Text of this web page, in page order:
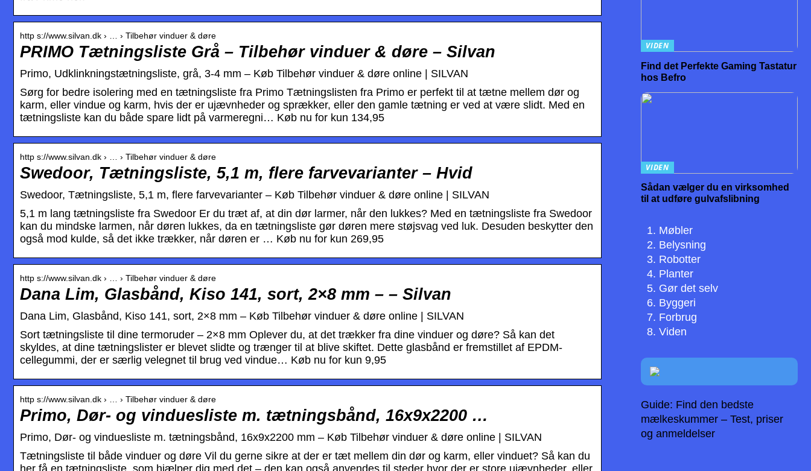
http s://www.silvan.dk › … › Tilbehør vinduer & døre
PRIMO Tætningsliste Grå – Tilbehør vinduer & døre – Silvan
Primo, Udklinkningstætningsliste, grå, 3-4 mm – Køb Tilbehør vinduer & døre online | SILVAN
Sørg for bedre isolering med en tætningsliste fra Primo Tætningslisten fra Primo er perfekt til at tætne mellem dør og
karm, eller vindue og karm, hvis der er ujævnheder og sprækker, eller den gamle tætning er ved at være slidt. Med en
tætningsliste kan du både spare lidt på varmeregni… Køb nu for kun 134,95
http s://www.silvan.dk › … › Tilbehør vinduer & døre
Swedoor, Tætningsliste, 5,1 m, flere farvevarianter – Hvid
Swedoor, Tætningsliste, 5,1 m, flere farvevarianter – Køb Tilbehør vinduer & døre online | SILVAN
5,1 m lang tætningsliste fra Swedoor Er du træt af, at din dør larmer, når den lukkes? Med en tætningsliste fra Swedoor
kan du mindske larmen, når døren lukkes, da en tætningsliste gør døren mere støjsvag ved luk. Desuden beskytter den
også mod kulde, så det ikke trækker, når døren er … Køb nu for kun 269,95
http s://www.silvan.dk › … › Tilbehør vinduer & døre
Dana Lim, Glasbånd, Kiso 141, sort, 2×8 mm – – Silvan
Dana Lim, Glasbånd, Kiso 141, sort, 2×8 mm – Køb Tilbehør vinduer & døre online | SILVAN
Sort tætningsliste til dine termoruder – 2×8 mm Oplever du, at det trækker fra dine vinduer og døre? Så kan det
skyldes, at dine tætningslister er blevet slidte og trænger til at blive skiftet. Dette glasbånd er fremstillet af EPDM-
cellegummi, der er særlig velegnet til brug ved vindue… Køb nu for kun 9,95
http s://www.silvan.dk › … › Tilbehør vinduer & døre
Primo, Dør- og vinduesliste m. tætningsbånd, 16x9x2200 …
Primo, Dør- og vinduesliste m. tætningsbånd, 16x9x2200 mm – Køb Tilbehør vinduer & døre online | SILVAN
Tætningsliste til både vinduer og døre Vil du gerne sikre at der er tæt mellem din dør og karm, eller vinduet? Så kan du
VIDEN
Find det Perfekte Gaming Tastatur
hos Befro
VIDEN
Sådan vælger du en virksomhed
til at udføre gulvafslibning
Møbler
Belysning
Robotter
Planter
Gør det selv
Byggeri
Forbrug
Viden
Guide: Find den bedste
mælkeskummer – Test, priser
og anmeldelser